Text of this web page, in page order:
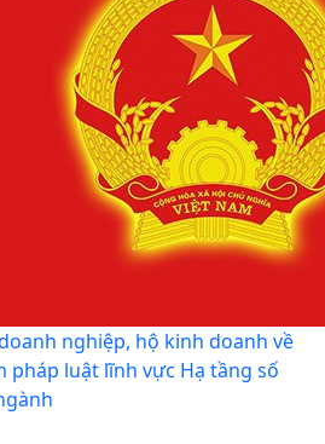
nghiệp, hộ kinh doanh về
pháp luật lĩnh vực Hạ tầng số